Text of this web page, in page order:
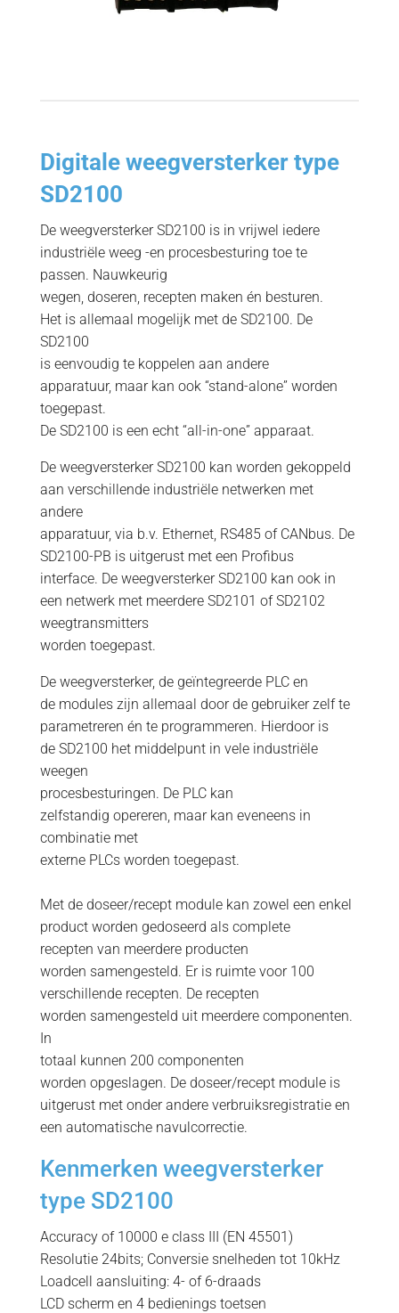
Digitale weegversterker type
SD2100
De weegversterker SD2100 is in vrijwel iedere
industriële weeg -en procesbesturing toe te
passen. Nauwkeurig
wegen, doseren, recepten maken én besturen.
Het is allemaal mogelijk met de SD2100. De
SD2100
is eenvoudig te koppelen aan andere
apparatuur, maar kan ook “stand-alone” worden
toegepast.
De SD2100 is een echt “all-in-one” apparaat.
De weegversterker SD2100 kan worden gekoppeld
aan verschillende industriële netwerken met
andere
apparatuur, via b.v. Ethernet, RS485 of CANbus. De
SD2100-PB is uitgerust met een Profibus
interface. De weegversterker SD2100 kan ook in
een netwerk met meerdere SD2101 of SD2102
weegtransmitters
worden toegepast.
De weegversterker, de geïntegreerde PLC en
de modules zijn allemaal door de gebruiker zelf te
parametreren én te programmeren. Hierdoor is
de SD2100 het middelpunt in vele industriële
weegen
procesbesturingen. De PLC kan
zelfstandig opereren, maar kan eveneens in
combinatie met
externe PLCs worden toegepast.
Met de doseer/recept module kan zowel een enkel
product worden gedoseerd als complete
recepten van meerdere producten
worden samengesteld. Er is ruimte voor 100
verschillende recepten. De recepten
worden samengesteld uit meerdere componenten.
In
totaal kunnen 200 componenten
worden opgeslagen. De doseer/recept module is
uitgerust met onder andere verbruiksregistratie en
een automatische navulcorrectie.
Kenmerken weegversterker
type SD2100
Accuracy of 10000 e class III (EN 45501)
Resolutie 24bits; Conversie snelheden tot 10kHz
Loadcell aansluiting: 4- of 6-draads
LCD scherm en 4 bedienings toetsen